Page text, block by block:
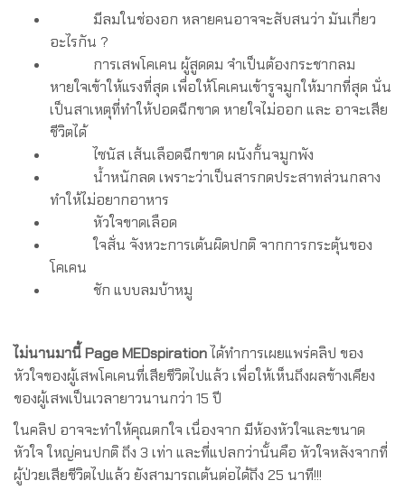
มีลมในช่องอก หลายคนอาจจะสับสนว่า มันเกี่ยว
อะไรกัน ?
การเสพโคเคน ผู้สูดดม จำเป็นต้องกระชากลม
หายใจเข้าให้แรงที่สุด เพื่อให้โคเคนเข้ารูจมูกให้มากที่สุด นั่น
เป็นสาเหตุที่ทำให้ปอดฉีกขาด หายใจไม่ออก และ อาจะเสีย
ชีวิตได้
ไซนัส เส้นเลือดฉีกขาด ผนังกั้นจมูกพัง
น้ำหนักลด เพราะว่าเป็นสารกดประสาทส่วนกลาง
ทำให้ไม่อยากอาหาร
หัวใจขาดเลือด
ใจสั่น จังหวะการเต้นผิดปกติ จากการกระตุ้นของ
โคเคน
ชัก แบบลมบ้าหมู
ไม่นานมานี้ Page MEDspiration ได้ทำการเผยแพร่คลิป ของ
หัวใจของผู้เสพโคเคนที่เสียชีวิตไปแล้ว เพื่อให้เห็นถึงผลข้างเคียง
ของผู้เสพเป็นเวลายาวนานกว่า 15 ปี
ในคลิป อาจจะทำให้คุณตกใจ เนื่องจาก มีห้องหัวใจและขนาด
หัวใจ ใหญ่คนปกติ ถึง 3 เท่า และที่แปลกว่านั้นคือ หัวใจหลังจากที่
ผู้ป่วยเสียชีวิตไปแล้ว ยังสามารถเต้นต่อได้ถึง 25 นาที!!!